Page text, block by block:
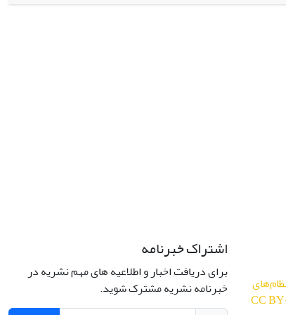
CC
اشتراک خبرنامه
برای دریافت اخبار و اطلاعیه های مهم نشریه در
خبرنامه نشریه مشترک شوید.